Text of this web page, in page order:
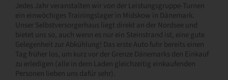
Jedes Jahr veranstalten wir von der Leistungsgruppe-Turnen
ein einwöchiges Trainingslager in Midskow in Dänemark.
Unser Selbstversorgerhaus liegt direkt an der Nordsee und
bietet uns so, auch wenn es nur ein Steinstrand ist, eine gute
Gelegenheit zur Abkühlung! Das erste Auto fuhr bereits einen
Tag früher los, um kurz vor der Grenze Dänemarks den Einkauf
zu erledigen (alle in dem Laden gleichzeitig einkaufenden
Personen lieben uns dafür sehr).